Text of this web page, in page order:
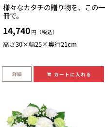
様々なカタチの贈り物を、この一
冊で。
14,740 円（税込）
高さ30×幅25×奥行21cm
詳細 カートに入れる